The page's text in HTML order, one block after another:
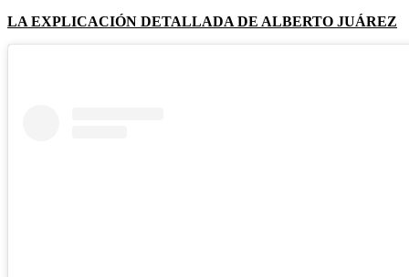
LA EXPLICACIÓN DETALLADA DE ALBERTO JUÁREZ